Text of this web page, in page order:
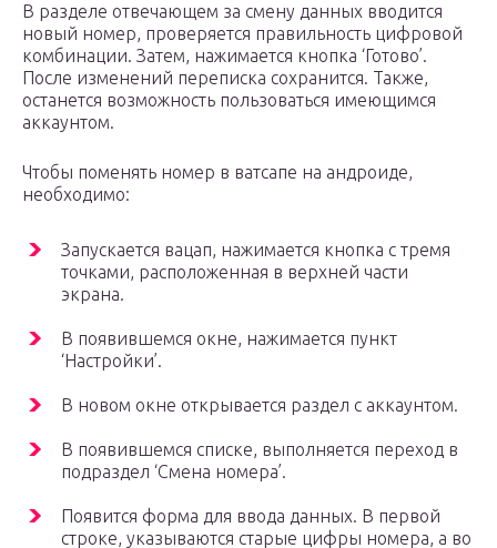
В разделе отвечающем за смену данных вводится
новый номер, проверяется правильность цифровой
комбинации. Затем, нажимается кнопка ‘Готово’.
После изменений переписка сохранится. Также,
останется возможность пользоваться имеющимся
аккаунтом.
Чтобы поменять номер в ватсапе на андроиде,
необходимо:
Запускается вацап, нажимается кнопка с тремя
точками, расположенная в верхней части
экрана.
В появившемся окне, нажимается пункт
‘Настройки’.
В новом окне открывается раздел с аккаунтом.
В появившемся списке, выполняется переход в
подраздел ‘Смена номера’.
Появится форма для ввода данных. В первой
строке, указываются старые цифры номера, а во